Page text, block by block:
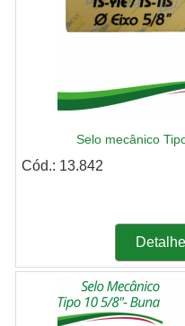
Selo mecânico
Cód.: 13.842